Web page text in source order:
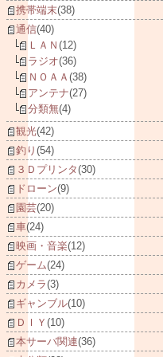
携帯端末(38)
通信(40)
ＬＡＮ (12)
ラジオ(36)
ＮＯＡＡ (38)
アンテナ(27)
分類無(4)
観光(42)
釣り (54)
３Ｄプリンタ(30)
ドローン(9)
園芸(20)
車(24)
映画・音楽(12)
ゲーム(24)
カメラ(3)
ギャンブル(10)
ＤＩＹ (10)
本サーバ関連(36)